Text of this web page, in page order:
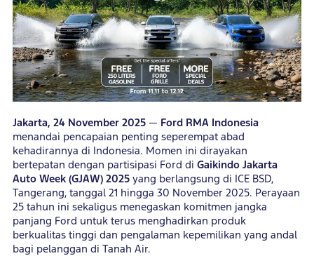
Jakarta, 24 November 2025 — Ford RMA Indonesia
menandai pencapaian penting seperempat abad
kehadirannya di Indonesia. Momen ini dirayakan
bertepatan dengan partisipasi Ford di Gaikindo Jakarta
Auto Week (GJAW) 2025 yang berlangsung di ICE BSD,
Tangerang, tanggal 21 hingga 30 November 2025. Perayaan
25 tahun ini sekaligus menegaskan komitmen jangka
panjang Ford untuk terus menghadirkan produk
berkualitas tinggi dan pengalaman kepemilikan yang andal
bagi pelanggan di Tanah Air.